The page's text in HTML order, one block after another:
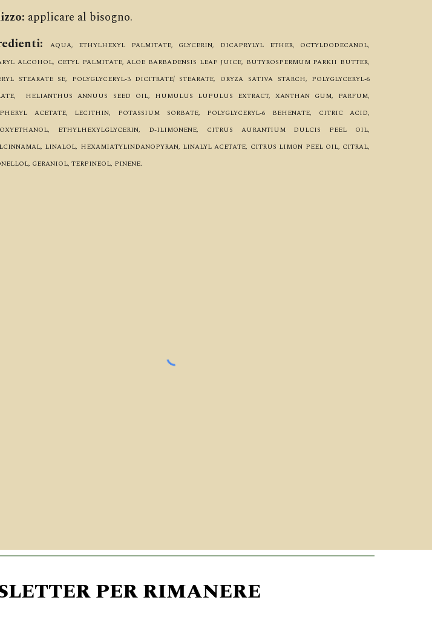
: applicare al bisogno.
:
AQUA, ETHYLHEXYL PALMITATE, GLYCERIN, DICAPRYLYL ETHER, OCTYLDODECANOL,
ALCOHOL, CETYL PALMITATE, ALOE BARBADENSIS LEAF JUICE, BUTYROSPERMUM PARKII BUTTER,
STEARATE SE, POLYGLYCERYL-3 DICITRATE/ STEARATE, ORYZA SATIVA STARCH, POLYGLYCERYL-6
HELIANTHUS ANNUUS SEED OIL, HUMULUS LUPULUS EXTRACT, XANTHAN GUM, PARFUM,
ACETATE, LECITHIN, POTASSIUM SORBATE, POLYGLYCERYL-6 BEHENATE, CITRIC ACID,
ETHYLHEXYLGLYCERIN, D-ILIMONENE, CITRUS AURANTIUM DULCIS PEEL OIL,
LINALOL, HEXAMIATYLINDANOPYRAN, LINALYL ACETATE, CITRUS LIMON PEEL OIL, CITRAL,
GERANIOL, TERPINEOL, PINENE.